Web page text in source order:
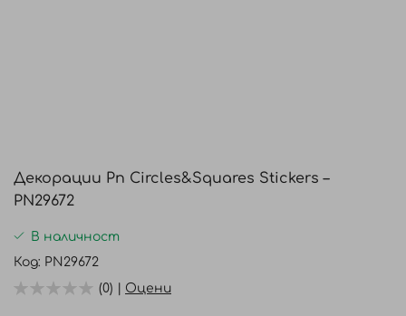
началото
на
галерия
със
Декорации Pn Circles&Squares Stickers –
PN29672
В наличност
Код PN29672
(0) | Оцени